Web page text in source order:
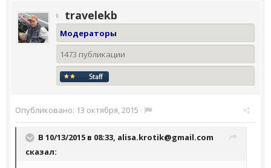
travelekb
Модераторы
1473 публикации
Опубликовано: 13 октября, 2015 ·
В 10/13/2015 в 08:33, alisa.krotik@gmail.com
сказал: